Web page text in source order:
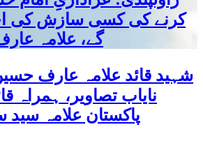
کرنے کی کسی سازش کی
گے، علامہ
شہید قائد علامہ عارف
نایاب تصاویر، ہمراہ
پاکستان علامہ